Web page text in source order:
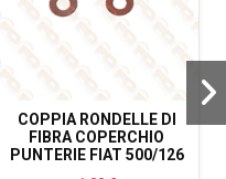
COPPIA RONDELLE DI
FIBRA COPERCHIO
PUNTERIE FIAT 500/126